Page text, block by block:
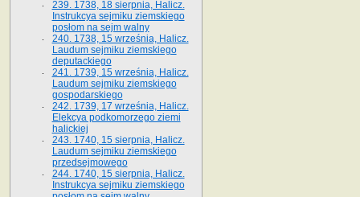
239. 1738, 18 sierpnia, Halicz.
Instrukcya sejmiku ziemskiego
posłom na sejm walny
240. 1738, 15 września, Halicz.
Laudum sejmiku ziemskiego
deputackiego
241. 1739, 15 września, Halicz.
Laudum sejmiku ziemskiego
gospodarskiego
242. 1739, 17 września, Halicz.
Elekcya podkomorzego ziemi
halickiej
243. 1740, 15 sierpnia, Halicz.
Laudum sejmiku ziemskiego
przedsejmowego
244. 1740, 15 sierpnia, Halicz.
Instrukcya sejmiku ziemskiego